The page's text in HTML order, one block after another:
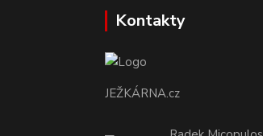
Kontakty
JEŽKÁRNA.cz